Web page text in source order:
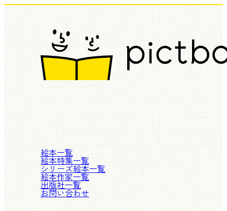
絵本一覧
絵本特集一覧
シリーズ絵本一覧
絵本作家一覧
出版社一覧
お問い合わせ